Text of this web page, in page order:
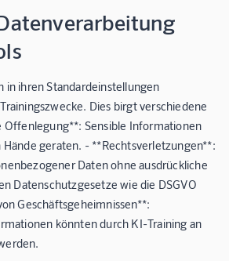
in ihren Standardeinstellungen
Dies birgt verschiedene
Offenlegung**: Sensible Informationen
Hände geraten. - **Rechtsverletzungen**:
Daten ohne ausdrückliche
Datenschutzgesetze wie die DSGVO
Geschäftsgeheimnissen**:
könnten durch KI-Training an